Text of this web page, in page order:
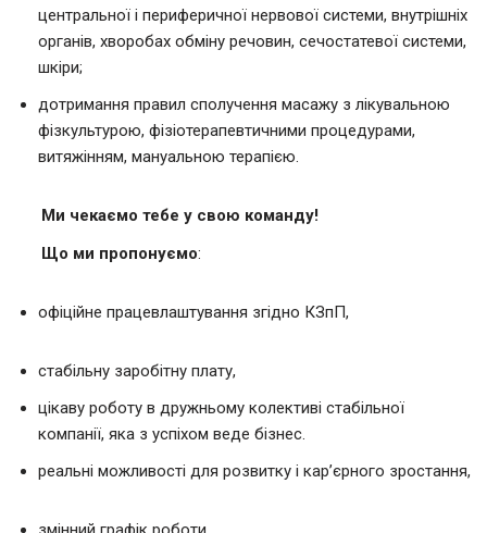
центральної і периферичної нервової системи, внутрішніх
органів, хворобах обміну речовин, сечостатевої системи,
шкіри;
дотримання правил сполучення масажу з лікувальною
фізкультурою, фізіотерапевтичними процедурами,
витяжінням, мануальною терапією.
Ми чекаємо тебе у свою команду!
Що ми пропонуємо:
офіційне працевлаштування згідно КЗпП,
стабільну заробітну плату,
цікаву роботу в дружньому колективі стабільної
компанії, яка з успіхом веде бізнес.
реальні можливості для розвитку і кар’єрного зростання,